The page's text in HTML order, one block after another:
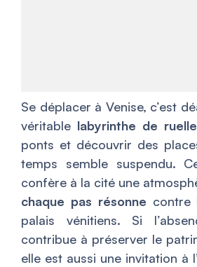
Se déplacer à Venise, c’est
véritable labyrinthe de
ponts et découvrir des
temps semble suspendu.
confère à la cité une
chaque pas résonne contre
palais vénitiens. Si
contribue à préserver le
elle est aussi une invitation à